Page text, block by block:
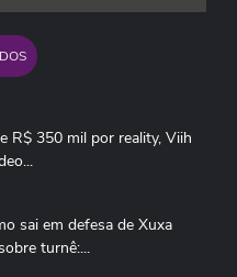
R$ 350 mil por reality, Viih
sai em defesa de Xuxa
turnê:...